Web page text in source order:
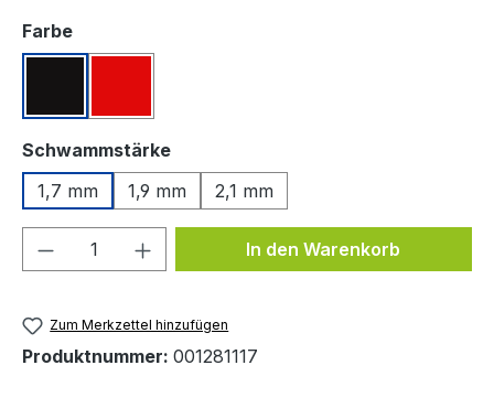
Farbeauswählen
Schwammstärkeauswählen
1,7 mm
1,9 mm 2,1 mm
Produkt Anzahl: Gib denIn den Warenkorb
Zum Merkzettel hinzufügen
Produktnummer: 001281117